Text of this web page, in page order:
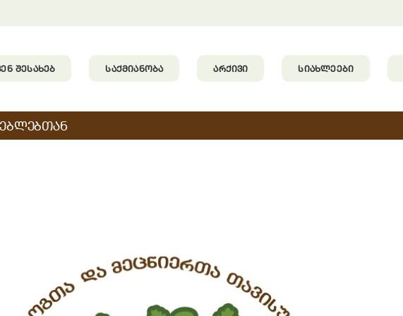
ᲨᲔᲡᲐᲮᲔᲑ ᲡᲐᲥᲛᲘᲐᲜᲝᲑᲐ ᲐᲠᲥᲘᲕᲘ ᲡᲘᲐᲮᲚᲔᲔᲑᲘ